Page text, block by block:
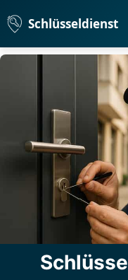
Schlüsseldienst